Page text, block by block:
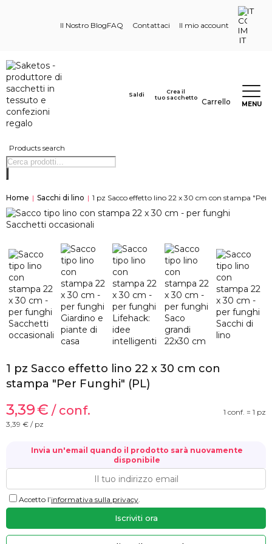
Il Nostro BlogFAQ Contattaci Il mio account
IT
Products search
Saldi
Crea il
tuo sacchetto
Carrello MENU
Home | Sacchi di lino | 1 pz Sacco effetto lino 22 x 30 cm con stampa "Per
1 pz Sacco effetto lino 22 x 30 cm con
stampa "Per Funghi" (PL)
3,39€ / conf.
1 conf. = 1 pz
3,39 € / pz
Invia un'email quando il prodotto sarà nuovamente
disponibile
Accetto l’informativa sulla privacy